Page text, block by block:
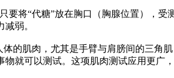
要将“代糖”放在胸口（胸腺位置），
弱。
的肌肉，尤其是手臂与肩膀间的三角
就可以测试。这项肌肉测试应用更广